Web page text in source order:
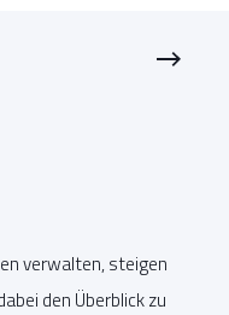
verwalten, steigen
den Überblick zu